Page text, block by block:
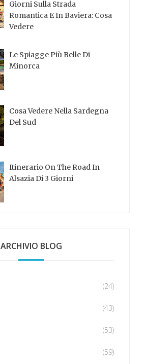
Giorni Sulla Strada
Romantica E In Baviera: Cosa
Vedere
Le Spiagge Più Belle Di
Minorca
Cosa Vedere Nella Sardegna
Del Sud
Itinerario On The Road In
Alsazia Di 3 Giorni
ARCHIVIO BLOG
(24)
(43)
(53)
(59)